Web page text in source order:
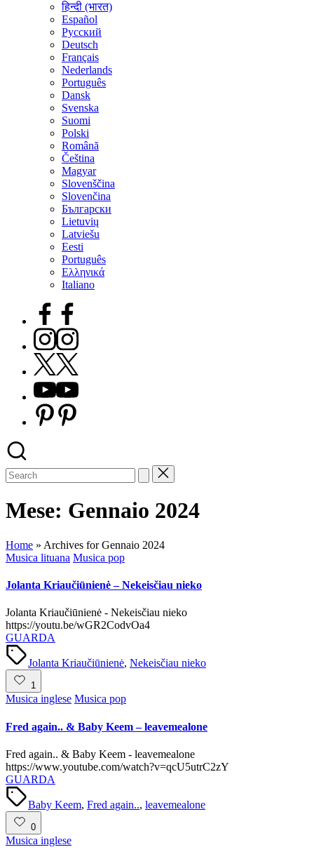
हिन्दी (भारत)
Español
Русский
Deutsch
Français
Nederlands
Português
Dansk
Svenska
Suomi
Polski
Română
Čeština
Magyar
Slovenščina
Slovenčina
Български
Lietuvių
Latviešu
Eesti
Português
Ελληνικά
Italiano
Facebook
Instagram
X
Youtube
Pinterest
Mese: Gennaio 2024
Home » Archives for Gennaio 2024
Posted
Musica lituana Musica pop
Jolanta Kriaučiūnienė – Nekeisčiau nieko
Jolanta Kriaučiūnienė - Nekeisčiau nieko
https://youtu.be/wGR2CodvOa4
GUARDA
Tags:
Jolanta Kriaučiūnienė, Nekeisčiau nieko
1
Posted
Musica inglese Musica pop
Fred again.. & Baby Keem – leavemealone
Fred again.. & Baby Keem - leavemealone
https://www.youtube.com/watch?v=qcU5utrC2zY
GUARDA
Tags:
Baby Keem, Fred again.., leavemealone
0
Posted
Musica inglese